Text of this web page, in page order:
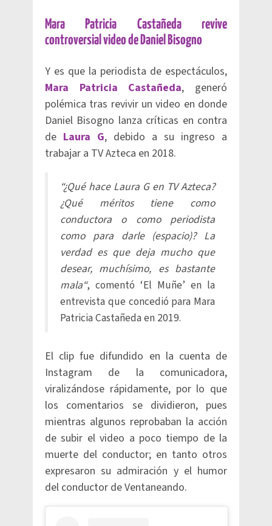
Mara Patricia Castañeda revive
controversial video de Daniel Bisogno
Y es que la periodista de espectáculos,
Mara Patricia Castañeda, generó
polémica tras revivir un video en donde
Daniel Bisogno lanza críticas en contra
de Laura G, debido a su ingreso a
trabajar a TV Azteca en 2018.
“¿Qué hace Laura G en TV Azteca?
¿Qué méritos tiene como
conductora o como periodista
como para darle (espacio)? La
verdad es que deja mucho que
desear, muchísimo, es bastante
mala“, comentó ‘El Muñe’ en la
entrevista que concedió para Mara
Patricia Castañeda en 2019.
El clip fue difundido en la cuenta de
Instagram de la comunicadora,
viralizándose rápidamente, por lo que
los comentarios se dividieron, pues
mientras algunos reprobaban la acción
de subir el video a poco tiempo de la
muerte del conductor; en tanto otros
expresaron su admiración y el humor
del conductor de Ventaneando.